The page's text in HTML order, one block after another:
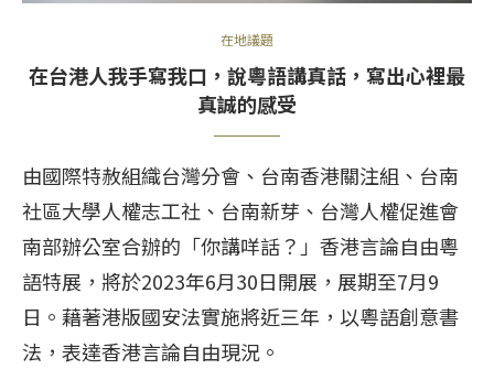
在地議題
在台港人我手寫我口，說粵語講真話，寫出心裡最
真誠的感受
由國際特赦組織台灣分會、台南香港關注組、台南
社區大學人權志工社、台南新芽、台灣人權促進會
南部辦公室合辦的「你講咩話？」香港言論自由粵
語特展，將於2023年6月30日開展，展期至7月9
日。藉著港版國安法實施將近三年，以粵語創意書
法，表達香港言論自由現況。